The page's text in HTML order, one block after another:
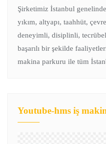
Şirketimiz İstanbul
yıkım, altyapı, taahhüt,
deneyimli, disiplinli,
başarılı bir şekilde
makina parkuru ile tüm
Youtube-hms iş